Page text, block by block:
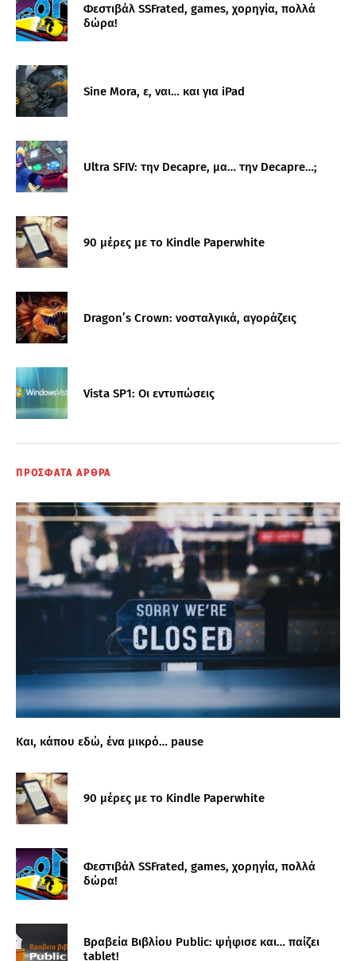
Φεστιβάλ SSFrated, games, χορηγία, πολλά
δώρα!
Sine Mora, ε, ναι… και για iPad
Ultra SFIV: την Decapre, μα… την Decapre…;
90 μέρες με το Kindle Paperwhite
Dragon’s Crown: νοσταλγικά, αγοράζεις
Vista SP1: Οι εντυπώσεις
ΠΡΟΣΦΑΤΑ ΑΡΘΡΑ
Και, κάπου εδώ, ένα μικρό… pause
90 μέρες με το Kindle Paperwhite
Φεστιβάλ SSFrated, games, χορηγία, πολλά
δώρα!
Βραβεία Βιβλίου Public: ψήφισε και… παίζει
tablet!